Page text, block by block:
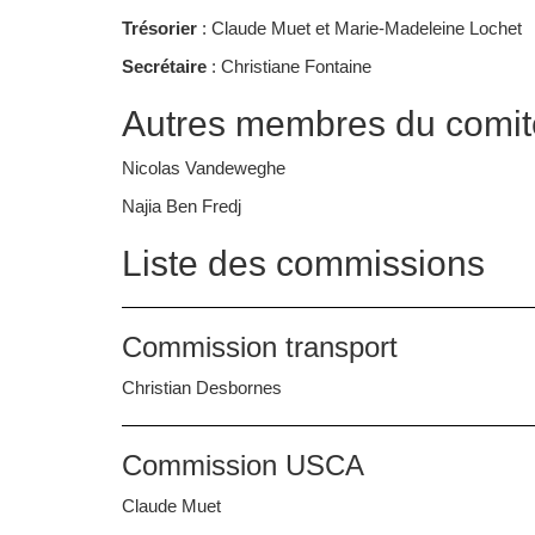
Trésorier : Claude Muet et Marie-Madeleine Lochet
Secrétaire : Christiane Fontaine
Autres membres du
Nicolas Vandeweghe
Najia Ben Fredj
Liste des commissions
Commission transport
Christian Desbornes
Commission USCA
Claude Muet